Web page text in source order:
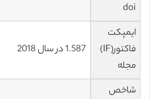
doi
ایمپکت
فاکتور(IF)
مجله
1.587 در سال 2018
شاخص